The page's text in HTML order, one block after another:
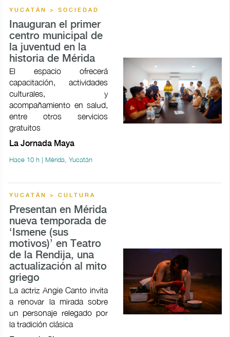
YUCATÁN > SOCIEDAD
Inauguran el primer
centro municipal de
la juventud en la
historia de Mérida
El espacio ofrecerá
capacitación, actividades
culturales, y
acompañamiento en salud,
entre otros servicios
gratuitos
La Jornada Maya
Hace 10 h | Mérida, Yucatán
YUCATÁN > CULTURA
Presentan en Mérida
nueva temporada de
‘Ismene (sus
motivos)’ en Teatro
de la Rendija, una
actualización al mito
griego
La actriz Angie Canto invita
a renovar la mirada sobre
un personaje relegado por
la tradición clásica